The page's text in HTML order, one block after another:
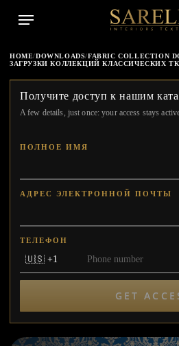
Menu
HOME/DOWNLOADS/FABRIC COLLECTION
ЗАГРУЗКИ КОЛЛЕКЦИЙ КЛАССИЧЕСКИХ
Получите доступ к нашим
A few details, just once: your access stays
ПОЛНОЕ ИМЯ
АДРЕС ЭЛЕКТРОННОЙ ПОЧТЫ
ТЕЛЕФОН
GET